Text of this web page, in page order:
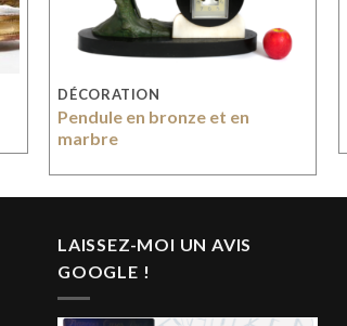
DÉCORATION
Pendule en bronze et en
marbre
LAISSEZ-MOI UN AVIS
GOOGLE !